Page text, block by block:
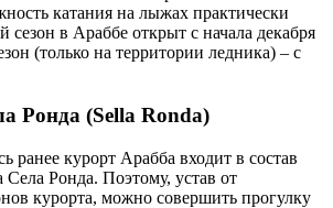
катания на лыжах практически
сезон в Араббе открыт с начала декабря
(только на территории ледника) – с
Ронда (Sella Ronda)
ранее курорт Арабба входит в состав
Села Ронда. Поэтому, устав от
курорта, можно совершить прогулку